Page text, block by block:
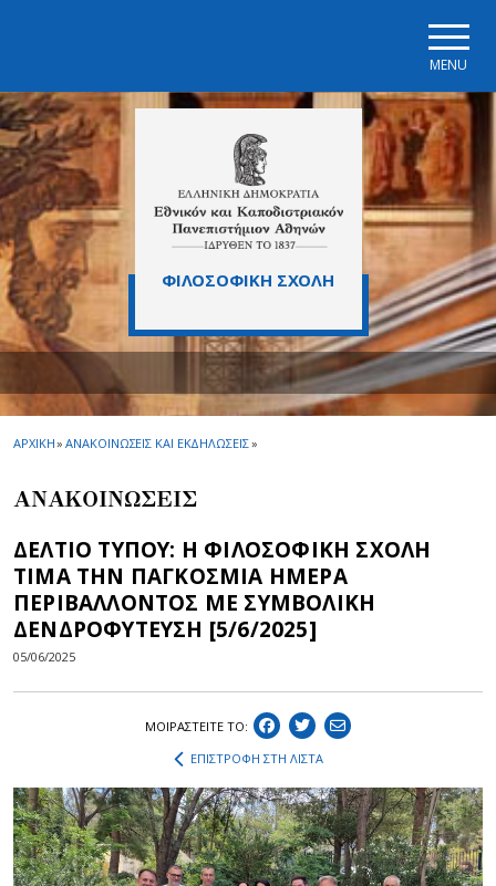
MENU
ΦΙΛΟΣΟΦΙΚΗ ΣΧΟΛΗ
ΑΡΧΙΚΗ» ΑΝΑΚΟΙΝΩΣΕΙΣ ΚΑΙ ΕΚΔΗΛΩΣΕΙΣ»
ΑΝΑΚΟΙΝΩΣΕΙΣ
ΔΕΛΤΙΟ ΤΥΠΟΥ: Η ΦΙΛΟΣΟΦΙΚΗ ΣΧΟΛΗ
ΤΙΜΑ ΤΗΝ ΠΑΓΚΟΣΜΙΑ ΗΜΕΡΑ
ΠΕΡΙΒΑΛΛΟΝΤΟΣ ΜΕ ΣΥΜΒΟΛΙΚΗ
ΔΕΝΔΡΟΦΥΤΕΥΣΗ [5/6/2025]
05/06/2025
ΜΟΙΡΑΣΤEIΤΕ ΤΟ:
ΕΠΙΣΤΡΟΦΗ ΣΤΗ ΛΙΣΤΑ